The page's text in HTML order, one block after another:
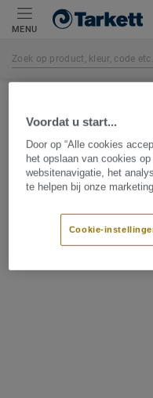
MENU
DEEL
Voordat u start...
Door op “Alle cookies
het opslaan van cookies
websitenavigatie, het
te helpen bij onze
Cookie-